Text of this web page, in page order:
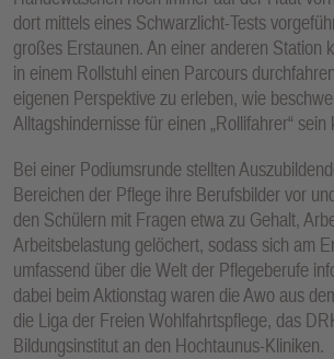
dort mittels eines Schwarzlicht-Tests
großes Erstaunen. An einer anderen Station
in einem Rollstuhl einen Parcours
eigenen Perspektive zu erleben, wie
Alltagshindernisse für einen „Rollifahrer“ sein
Bei einer Podiumsrunde stellten
Bereichen der Pflege ihre Berufsbilder vor
den Schülern mit Fragen etwa zu Gehalt,
Arbeitsbelastung gelöchert, sodass sich am
umfassend über die Welt der Pflegeberufe
dabei beim Aktionstag waren die Awo aus
die Liga der Freien Wohlfahrtspflege, das
Bildungsinstitut an den Hochtaunus-Kliniken.